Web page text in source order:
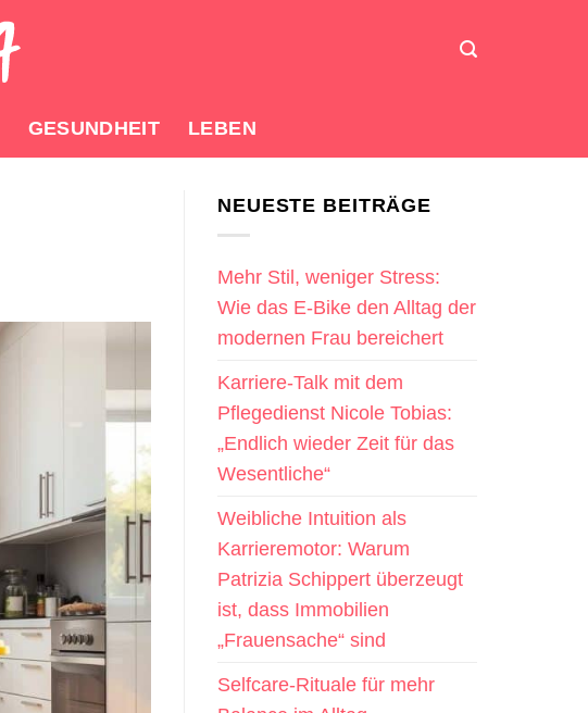
GESUNDHEIT LEBEN
NEUESTE BEITRÄGE
Mehr Stil, weniger Stress:
Wie das E-Bike den Alltag der
modernen Frau bereichert
Karriere-Talk mit dem
Pflegedienst Nicole Tobias:
„Endlich wieder Zeit für das
Wesentliche“
Weibliche Intuition als
Karrieremotor: Warum
Patrizia Schippert überzeugt
ist, dass Immobilien
„Frauensache“ sind
Selfcare-Rituale für mehr